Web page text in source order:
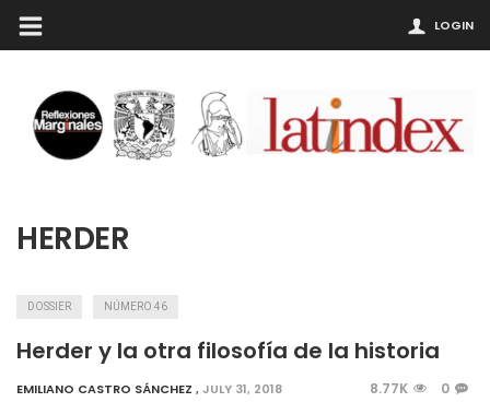
LOGIN
HERDER
DOSSIER NÚMERO 46
Herder y la otra filosofía de la historia
EMILIANO CASTRO SÁNCHEZ ,JULY 31, 2018 8.77K 0